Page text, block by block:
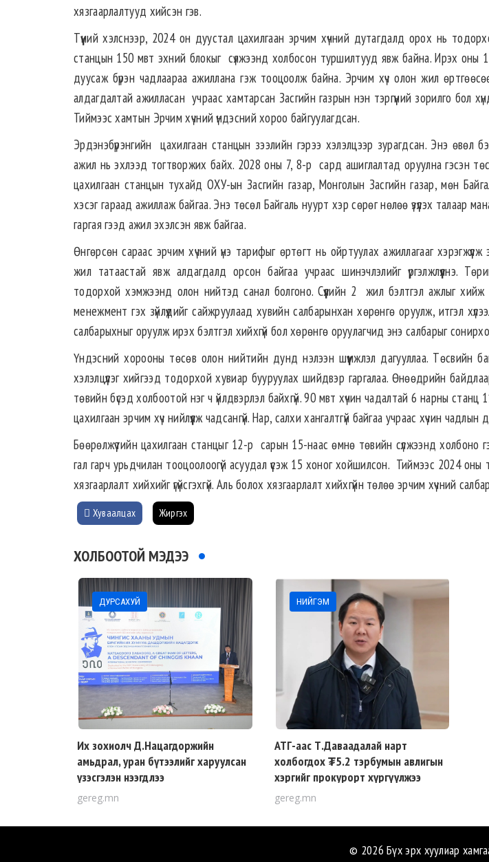
хязгаарлалтууд хийсэн гэв.
Түүний хэлснээр, 2024 он дуустал цахилгаан эрчим хүчний дутагдалд орох нь
станцын 150 мвт эхний блокыг сүлжээнд холбосон туршилтууд явж байна. Ирэх оны
дуусаж бүрэн чадлаараа ажиллана гэж тооцоолж байна. Эрчим хүч олон жил
алдагдалтай ажилласан учраас хамтарсан Засгийн газрын нэн тэргүүний зорилго бол
Тиймээс хамтын Эрчим хүчний үндэсний хороо байгуулагдсан.
Эрдэнэбүрэнгийн цахилгаан станцын зээлийн гэрээ хэлэлцээр зурагдсан. Энэ өвөл
ажил нь эхлээд тогтворжих байх. 2028 оны 7, 8-р сард ашиглалтад оруулна гэсэн
цахилгаан станцын тухайд ОХУ-ын Засгийн газар, Монголын Засгийн газар, мөн
хэсэг гараад ажиллаж байгаа. Энэ төсөл Байгаль нуурт хэр сөрөг нөлөө үзүүлэх талаар
гаргая гээд ажил эхэлсэн явж байгаа.
Өнгөрсөн сараас эрчим хүчний үнэ тарифыг өртөгт нь ойртуулах ажиллагааг
жил татаастай явж алдагдалд орсон байгаа учраас шинэчлэлийг үргэлжлүүлнэ.
тодорхой хэмжээнд олон нийтэд санал болгоно. Сүүлийн 2 жил бэлтгэл ажлыг
менежмент гэх зүйлүүдийг сайжруулаад хувийн салбарынхан хөрөнгө оруулж, итгэл
салбарыхныг оруулж ирэх бэлтгэл хийхгүй бол хөрөнгө оруулагчид энэ салбарыг
Үндэсний хорооны төсөв олон нийтийн дунд нэлээн шүүмжлэл дагууллаа. Төсвийн
хэлэлцүүлэг хийгээд тодорхой хувиар бууруулах шийдвэр гаргалаа. Өнөөдрийн
төвийн бүсэд холбоотой нэг ч үйлдвэрлэл байхгүй. 90 мвт хүчин чадалтай 6 нарны
цахилгаан эрчим хүч нийлүүлж чадсангүй. Нар, салхи хангалтгүй байгаа учраас хүчин
Бөөрөлжүүтийн цахилгаан станцыг 12-р сарын 15-наас өмнө төвийн сүлжээнд холбоно
гал гарч урьдчилан тооцоолоогүй асуудал үүсэж 15 хоног хойшилсон. Тиймээс 2024
хязгаарлалт хийхийг үгүйсгэхгүй. Аль болох хязгаарлалт хийхгүйн төлөө эрчим хүчний
Хуваалцах Жиргэх
ХОЛБООТОЙ МЭДЭЭ
ДУРСАХУЙ
Их зохиолч Д.Нацагдоржийн
амьдрал, уран бүтээлийг харуулсан
үзэсгэлэн нээгдлээ
gereg.mn
НИЙГЭМ
АТГ-аас Т.Даваадалай нарт
холбогдох ₮5.2 тэрбумын авлигын
хэргийг прокурорт хүргүүлжээ
gereg.mn
© 2026 Бүх эрх хуулиар